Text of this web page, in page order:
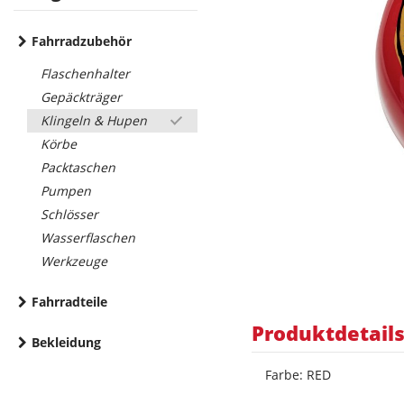
Fahrradzubehör
Flaschenhalter
Gepäckträger
Klingeln & Hupen
Körbe
Packtaschen
Pumpen
Schlösser
Wasserflaschen
Werkzeuge
Fahrradteile
Bekleidung Produktdetails
Farbe: RED